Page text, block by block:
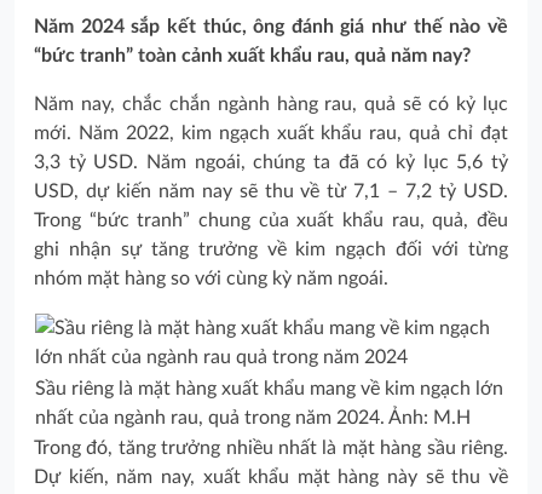
Năm 2024 sắp kết thúc, ông đánh giá như thế nào về
“bức tranh” toàn cảnh xuất khẩu rau, quả năm nay?
Năm nay, chắc chắn ngành hàng rau, quả sẽ có kỷ lục
mới. Năm 2022, kim ngạch xuất khẩu rau, quả chỉ đạt
3,3 tỷ USD. Năm ngoái, chúng ta đã có kỷ lục 5,6 tỷ
USD, dự kiến năm nay sẽ thu về từ 7,1 – 7,2 tỷ USD.
Trong “bức tranh” chung của xuất khẩu rau, quả, đều
ghi nhận sự tăng trưởng về kim ngạch đối với từng
nhóm mặt hàng so với cùng kỳ năm ngoái.
Sầu riêng là mặt hàng xuất khẩu mang về kim ngạch lớn
nhất của ngành rau, quả trong năm 2024. Ảnh: M.H
Trong đó, tăng trưởng nhiều nhất là mặt hàng sầu riêng.
Dự kiến, năm nay, xuất khẩu mặt hàng này sẽ thu về